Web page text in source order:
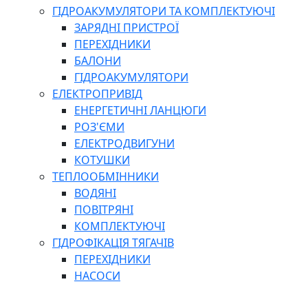
ГІДРОАКУМУЛЯТОРИ ТА КОМПЛЕКТУЮЧІ
ЗАРЯДНІ ПРИСТРОЇ
ПЕРЕХІДНИКИ
БАЛОНИ
ГІДРОАКУМУЛЯТОРИ
ЕЛЕКТРОПРИВІД
ЕНЕРГЕТИЧНІ ЛАНЦЮГИ
РОЗ'ЄМИ
ЕЛЕКТРОДВИГУНИ
КОТУШКИ
ТЕПЛООБМІННИКИ
ВОДЯНІ
ПОВІТРЯНІ
КОМПЛЕКТУЮЧІ
ГІДРОФІКАЦІЯ ТЯГАЧІВ
ПЕРЕХІДНИКИ
НАСОСИ